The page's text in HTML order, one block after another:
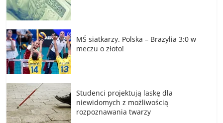
MŚ siatkarzy. Polska – Brazylia 3:0 w
meczu o złoto!
Studenci projektują laskę dla
niewidomych z możliwością
rozpoznawania twarzy